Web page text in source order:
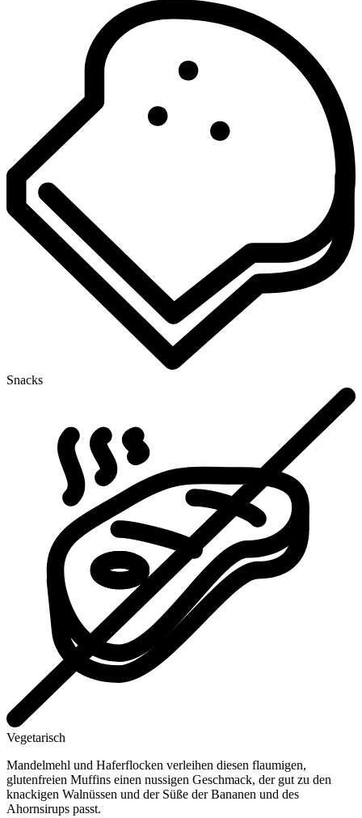
Snacks
Vegetarisch
Mandelmehl und Haferflocken verleihen diesen flaumigen,
glutenfreien Muffins einen nussigen Geschmack, der gut zu den
knackigen Walnüssen und der Süße der Bananen und des
Ahornsirups passt.